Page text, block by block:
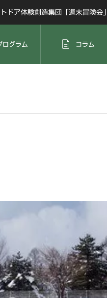
ドア体験創造集団「週末冒険会」
ログラム  コラム